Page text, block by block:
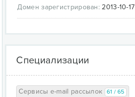
Домен зарегистрирован: 2013-10-17
Специализации
Сервисы e-mail рассылок 61 / 65